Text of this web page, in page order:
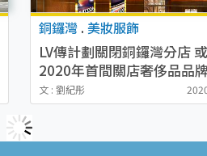
銅鑼灣 . 美妝服飾
LV傳計劃關閉銅鑼灣分店
2020年首間關店奢侈品品
港部分員工調往內地
文 : 劉紀彤